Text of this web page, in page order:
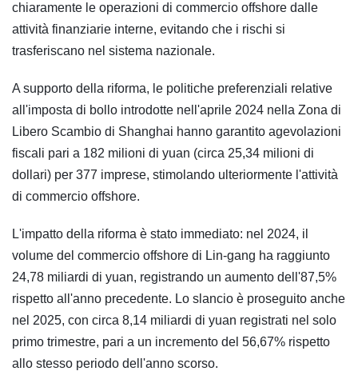
chiaramente le operazioni di commercio offshore dalle
attività finanziarie interne, evitando che i rischi si
trasferiscano nel sistema nazionale.
A supporto della riforma, le politiche preferenziali relative
all'imposta di bollo introdotte nell'aprile 2024 nella Zona di
Libero Scambio di Shanghai hanno garantito agevolazioni
fiscali pari a 182 milioni di yuan (circa 25,34 milioni di
dollari) per 377 imprese, stimolando ulteriormente l'attività
di commercio offshore.
L'impatto della riforma è stato immediato: nel 2024, il
volume del commercio offshore di Lin-gang ha raggiunto
24,78 miliardi di yuan, registrando un aumento dell'87,5%
rispetto all'anno precedente. Lo slancio è proseguito anche
nel 2025, con circa 8,14 miliardi di yuan registrati nel solo
primo trimestre, pari a un incremento del 56,67% rispetto
allo stesso periodo dell'anno scorso.